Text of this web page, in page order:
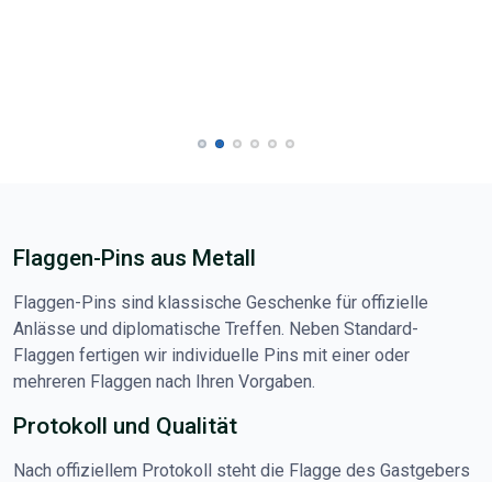
Flaggen-Pins aus Metall
Flaggen-Pins sind klassische Geschenke für offizielle
Anlässe und diplomatische Treffen. Neben Standard-
Flaggen fertigen wir individuelle Pins mit einer oder
mehreren Flaggen nach Ihren Vorgaben.
Protokoll und Qualität
Nach offiziellem Protokoll steht die Flagge des Gastgebers